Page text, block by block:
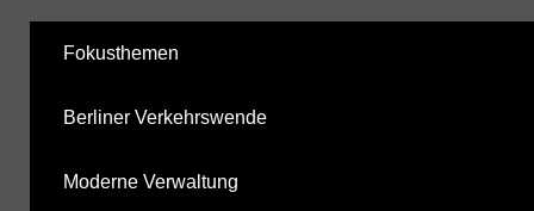
Fokusthemen
Berliner Verkehrswende
Moderne Verwaltung